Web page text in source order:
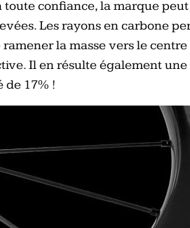
toute confiance, la marque
Les rayons en carbone
la masse vers le
Il en résulte également une
17% !